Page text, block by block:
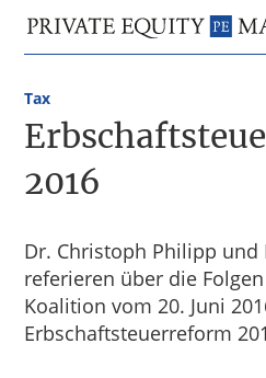
Hauptnavigation
Inhalt
Private
Equity
Das
für
die
Private
Equity-
Branche
Investment
Funds
I
M&A
I
2016
Dr. Christoph Philipp und
referieren über die
Koalition vom 20. Juni
Erbschaftsteuerreform
Tax